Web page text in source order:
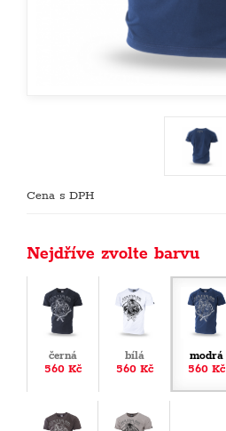
Cena s DPH
Nejdříve zvolte barvu
černá
560 Kč
bílá
560 Kč
modrá
560 Kč